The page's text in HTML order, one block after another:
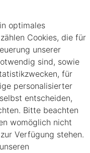
optimales
Cookies, die für
unserer
sind, sowie
für
personalisierter
entscheiden,
Bitte beachten
womöglich nicht
Verfügung stehen.